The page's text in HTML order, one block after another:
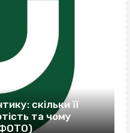
скільки її
та чому